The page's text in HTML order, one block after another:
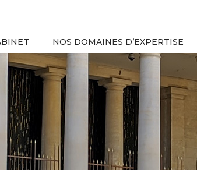
NOS DOMAINES D’EXPERTISE